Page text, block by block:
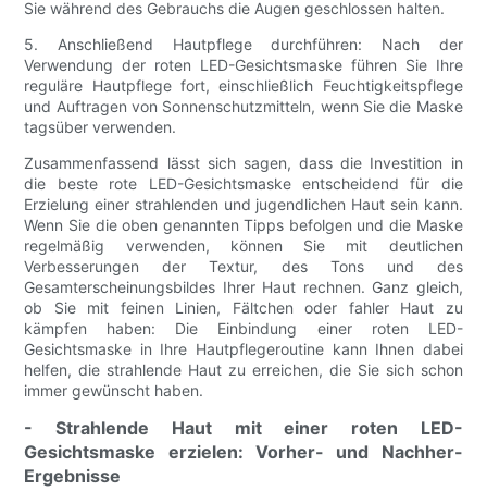
Sie während des Gebrauchs die Augen geschlossen halten.
5. Anschließend Hautpflege durchführen: Nach der
Verwendung der roten LED-Gesichtsmaske führen Sie Ihre
reguläre Hautpflege fort, einschließlich Feuchtigkeitspflege
und Auftragen von Sonnenschutzmitteln, wenn Sie die Maske
tagsüber verwenden.
Zusammenfassend lässt sich sagen, dass die Investition in
die beste rote LED-Gesichtsmaske entscheidend für die
Erzielung einer strahlenden und jugendlichen Haut sein kann.
Wenn Sie die oben genannten Tipps befolgen und die Maske
regelmäßig verwenden, können Sie mit deutlichen
Verbesserungen der Textur, des Tons und des
Gesamterscheinungsbildes Ihrer Haut rechnen. Ganz gleich,
ob Sie mit feinen Linien, Fältchen oder fahler Haut zu
kämpfen haben: Die Einbindung einer roten LED-
Gesichtsmaske in Ihre Hautpflegeroutine kann Ihnen dabei
helfen, die strahlende Haut zu erreichen, die Sie sich schon
immer gewünscht haben.
- Strahlende Haut mit einer roten LED-
Gesichtsmaske erzielen: Vorher- und Nachher-
Ergebnisse